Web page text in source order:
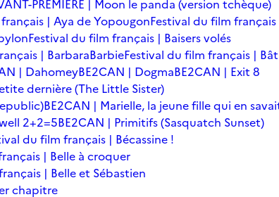
PREMIÈRE | Moon le panda (version tchèque)
| Aya de YopougonFestival du film français
Festival du film français | Baisers volés
| BarbaraBarbieFestival du film français |
| DahomeyBE2CAN | DogmaBE2CAN | Exit 8
dernière (The Little Sister)
BE2CAN | Marielle, la jeune fille qui en
2+2=5BE2CAN | Primitifs (Sasquatch Sunset)
du film français | Bécassine !
| Belle à croquer
| Belle et Sébastien
chapitre